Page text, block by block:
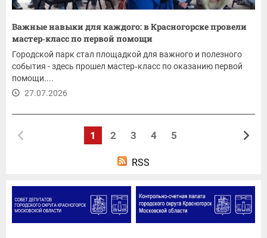
Важные навыки для каждого: в Красногорске провели
мастер‑класс по первой помощи
Городской парк стал площадкой для важного и полезного
события - здесь прошел мастер‑класс по оказанию первой
помощи....
27.07.2026
1 2 3 4 5
RSS